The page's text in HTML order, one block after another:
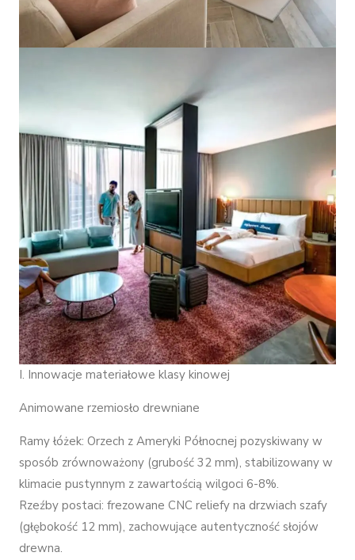
I. Innowacje materiałowe klasy kinowej
Animowane rzemiosło drewniane
Ramy łóżek: Orzech z Ameryki Północnej pozyskiwany w
sposób zrównoważony (grubość 32 mm), stabilizowany w
klimacie pustynnym z zawartością wilgoci 6-8%.
Rzeźby postaci: frezowane CNC reliefy na drzwiach szafy
(głębokość 12 mm), zachowujące autentyczność słojów
drewna.